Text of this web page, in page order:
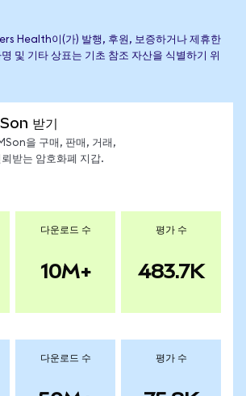
Health이(가) 발행, 후원, 보증하거나 제휴한
및 기타 상표는 기초 참조 자산을 식별하기 위
받기
을 구매, 판매, 거래,
받는 암호화폐 지갑.
다운로드 수
10M+
평가 수
483.7K
다운로드 수 평가 수